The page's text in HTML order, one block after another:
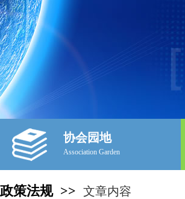
协会园地
Association Garden
政策法规 >> 文章内容